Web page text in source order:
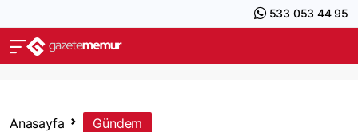
533 053 44 95
Anasayfa Gündem